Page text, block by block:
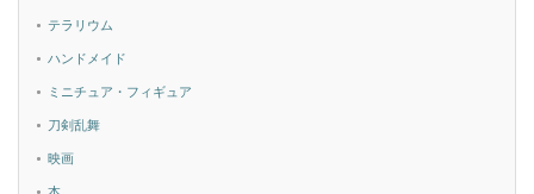
テラリウム
ハンドメイド
ミニチュア・フィギュア
刀剣乱舞
映画